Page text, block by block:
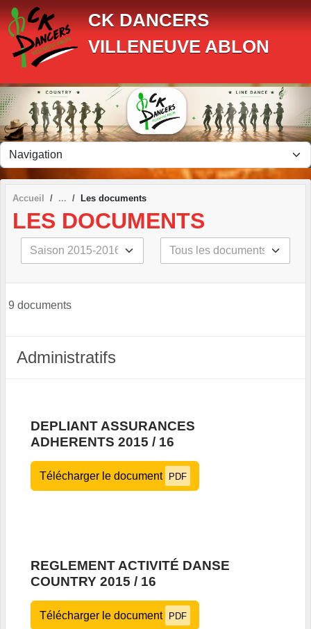
CK DANCERS
VILLENEUVE ABLON
Accueil Les documents
LES DOCUMENTS
9 documents
Administratifs
DEPLIANT ASSURANCES
ADHERENTS 2015 / 16
Télécharger le document PDF
REGLEMENT ACTIVITÉ DANSE
COUNTRY 2015 / 16
Télécharger le document PDF
Panneau de gestion des cookies